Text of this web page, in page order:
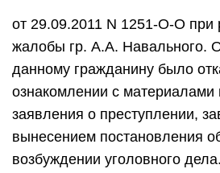
от 29.09.2011 N 1251-О-О при
жалобы гр. А.А. Навального.
данному гражданину было
ознакомлении с материалами
заявления о преступлении,
вынесением постановления
возбуждении уголовного